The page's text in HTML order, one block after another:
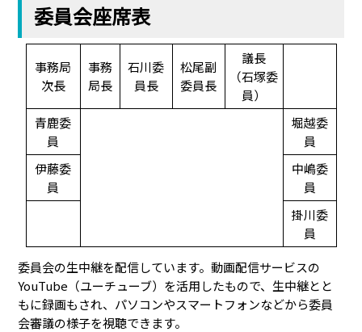
委員会座席表
事務局
次長
事務
局長
石川委
員長
松尾副
委員長
議長
（石塚委
員）
青鹿委
員
堀越委
員
伊藤委
員
中嶋委
員
掛川委
員
委員会の生中継を配信しています。動画配信サービスの
YouTube（ユーチューブ）を活用したもので、生中継とと
もに録画もされ、パソコンやスマートフォンなどから委員
会審議の様子を視聴できます。